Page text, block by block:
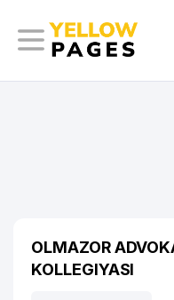
OLMAZOR
KOLLEGIYASI